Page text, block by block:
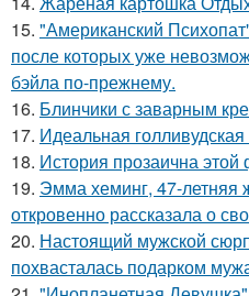
15. "Американский
после которых уже
бэйла по-прежнему.
16. Блинчики с заварным
17. Идеальная
18. История прозаична
19. Эмма хеминг, 47-летняя
откровенно рассказала о
20. Настоящий мужской
похвасталась подарком